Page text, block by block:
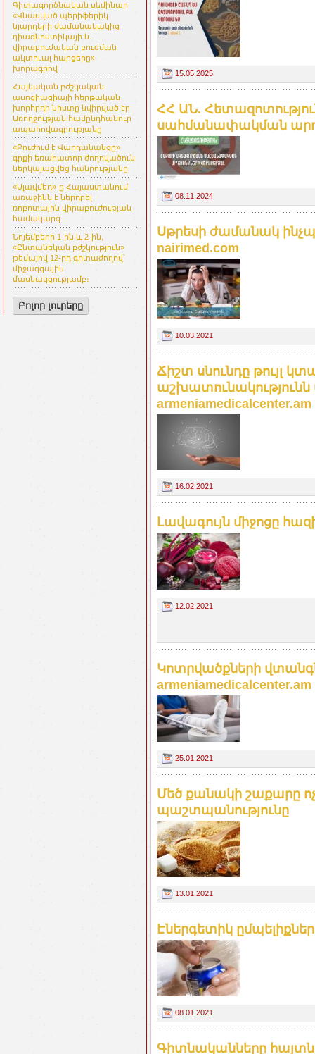
Գիտագործնական սեմինար
«Վնասված պերիֆերիկ
նյարդերի ժամանակակից
դիագնոստիկայի և
վիրաբուժական բուժման
ակտուալ հարցերը»
խորագրով
Հայկական բժշկական
ասոցիացիայի հերթական
խորհրդի նիստը նվիրված էր
Առողջության համընդհանուր
ապահովագրությանը
«Բուժում է Վարդանանցը»
գրքի եռահատոր ժողովածուն
ներկայացվեց հանրությանը
«Սլավմեդ»-ը Հայաստանում
առաջինն է ներդրել
ռոբոտային վիրաբուժության
համակարգ
Նոյեմբերի 1-ին և 2-ին,
«Ընտանեկան բժշկություն»
թեմայով 12-րդ գիտաժողով՝
միջազգային
մասնակցությամբ։
Բոլոր լուրերը
15.05.2025
ՀՀ ԱՆ.
սահմանափակման
08.11.2024
Սթրեսի ժամանակ
nairimed.com
10.03.2021
Ճիշտ սնունդը թույլ
աշխատունակությունն
armeniamedicalcenter.am
16.02.2021
Լավագույն միջոցը
12.02.2021
Կոտրվածքների
armeniamedicalcenter.am
25.01.2021
Մեծ քանակի շաքարը
պաշտպանությունը
13.01.2021
Էներգետիկ
08.01.2021
Գիտնականները